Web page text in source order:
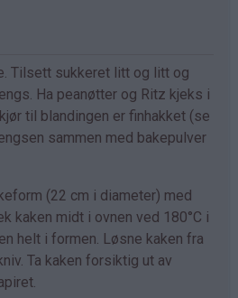
Tilsett sukkeret litt og litt og
Ha peanøtter og Ritz kjeks i
til blandingen er finhakket (se
sammen med bakepulver
(22 cm i diameter) med
kaken midt i ovnen ved 180°C i
helt i formen. Løsne kaken fra
Ta kaken forsiktig ut av